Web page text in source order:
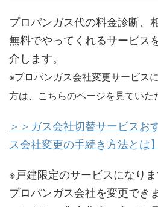
プロパンガス代の料金診断、
無料でやってくれるサービス
介します。
※プロパンガス会社変更サービス
方は、こちらのページを見てい
＞＞ガス会社切替サービスお
ス会社変更の手続き方法とは】
※戸建限定のサービスになり
プロパンガス会社を変更でき